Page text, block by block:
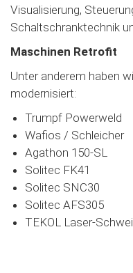
Visualisierung,
Schaltschranktechnik
Maschinen Retrofit
Unter anderem haben
modernisiert:
Trumpf Powerweld
Wafios / Schleicher
Agathon 150-SL
Solitec FK41
Solitec SNC30
Solitec AFS305
TEKOL Laser-